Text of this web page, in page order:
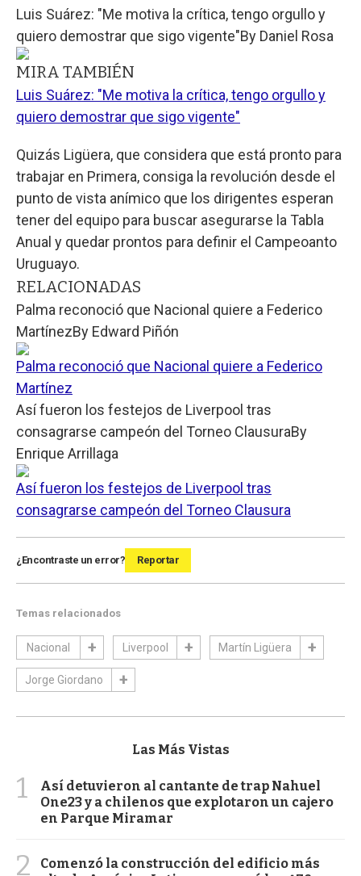
Luis Suárez: "Me motiva la crítica, tengo orgullo y
quiero demostrar que sigo vigente"By Daniel Rosa
MIRA TAMBIÉN
Luis Suárez: "Me motiva la crítica, tengo orgullo y
quiero demostrar que sigo vigente"
Quizás Ligüera, que considera que está pronto para
trabajar en Primera, consiga la revolución desde el
punto de vista anímico que los dirigentes esperan
tener del equipo para buscar asegurarse la Tabla
Anual y quedar prontos para definir el Campeoanto
Uruguayo.
RELACIONADAS
Palma reconoció que Nacional quiere a Federico
MartínezBy Edward Piñón
Palma reconoció que Nacional quiere a Federico
Martínez
Así fueron los festejos de Liverpool tras
consagrarse campeón del Torneo ClausuraBy
Enrique Arrillaga
Así fueron los festejos de Liverpool tras
consagrarse campeón del Torneo Clausura
¿Encontraste un error? Reportar
Temas relacionados
Nacional Liverpool Martín Ligüera
Jorge Giordano
Las Más Vistas
1
Así detuvieron al cantante de trap Nahuel
One23 y a chilenos que explotaron un cajero
en Parque Miramar
2
Comenzó la construcción del edificio más